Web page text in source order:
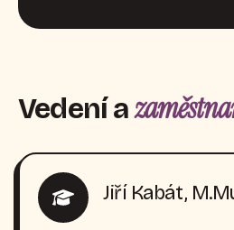
Vedení a
Jiří Kabát,